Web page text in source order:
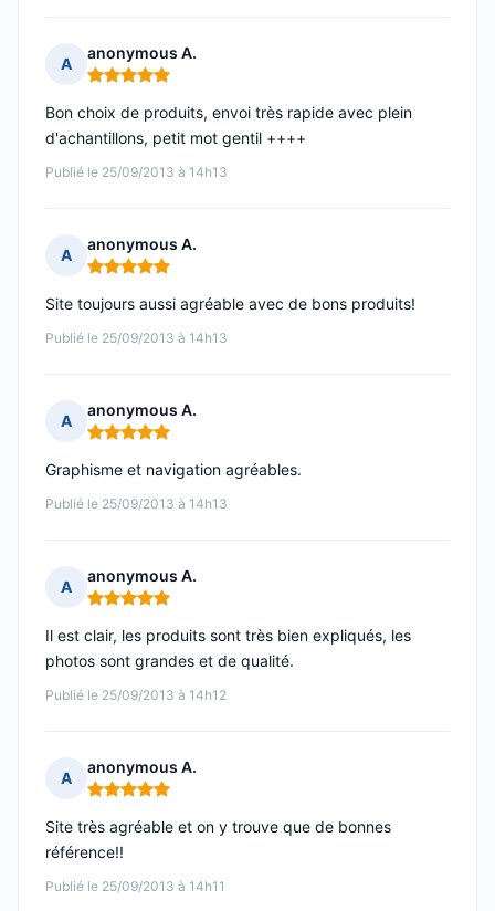
A
anonymous A.
Note : 5 sur 5
Publié le 25/09/2013 à 14h13
Bon choix de produits, envoi très rapide avec plein
d'achantillons, petit mot gentil ++++
A
anonymous A.
Note : 5 sur 5
Publié le 25/09/2013 à 14h13
Site toujours aussi agréable avec de bons produits!
A
anonymous A.
Note : 5 sur 5
Publié le 25/09/2013 à 14h13
Graphisme et navigation agréables.
A
anonymous A.
Note : 5 sur 5
Publié le 25/09/2013 à 14h12
Il est clair, les produits sont très bien expliqués, les
photos sont grandes et de qualité.
A
anonymous A.
Note : 5 sur 5
Publié le 25/09/2013 à 14h11
Site très agréable et on y trouve que de bonnes
référence!!